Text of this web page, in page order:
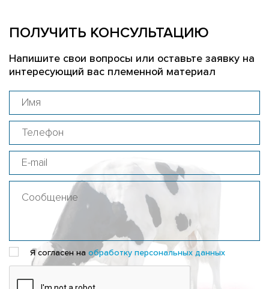
ПОЛУЧИТЬ КОНСУЛЬТАЦИЮ
Напишите свои вопросы или оставьте заявку на
интересующий вас племенной материал
Я согласен на обработку персональных данных